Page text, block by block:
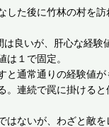
た後に竹林の村を
良いが、肝心な経
１で固定。
通常通りの経験値が
連続で罠に掛ける
ないが、わざと敵